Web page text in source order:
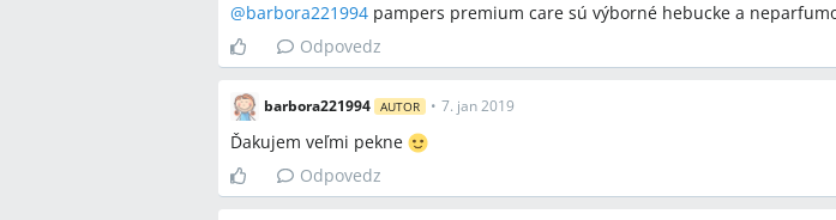
@barbora221994 pampers premium care sú výborné hebucke a
Odpovedz
barbora221994 AUTOR • 7. jan 2019
Ďakujem veľmi pekne
Odpovedz